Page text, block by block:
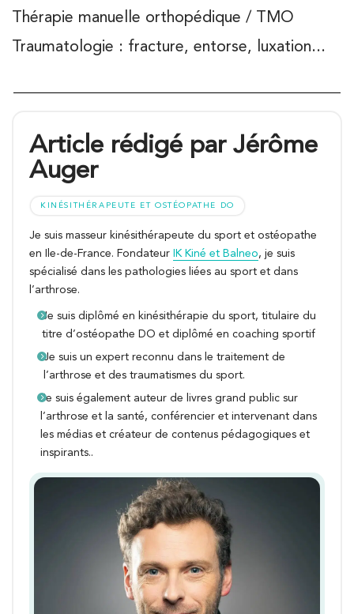
Thérapie manuelle orthopédique / TMO
Traumatologie : fracture, entorse, luxation...
Article rédigé par Jérôme
Auger
KINÉSITHÉRAPEUTE ET OSTÉOPATHE DO
Je suis masseur kinésithérapeute du sport et ostéopathe
en Ile-de-France. Fondateur IK Kiné et Balneo, je suis
spécialisé dans les pathologies liées au sport et dans
l’arthrose.
Je suis diplômé en kinésithérapie du sport, titulaire du
titre d’ostéopathe DO et diplômé en coaching sportif
Je suis un expert reconnu dans le traitement de
l’arthrose et des traumatismes du sport.
Je suis également auteur de livres grand public sur
l’arthrose et la santé, conférencier et intervenant dans
les médias et créateur de contenus pédagogiques et
inspirants..